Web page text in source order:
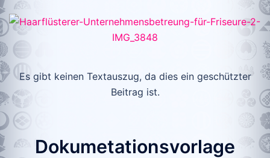
Es gibt keinen Textauszug, da dies ein geschützter
Beitrag ist.
Dokumetationsvorlage